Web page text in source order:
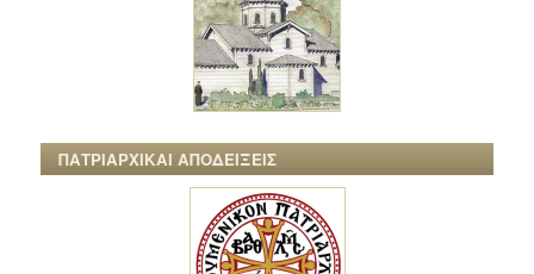
ΠΑΤΡΙΑΡΧΙΚΑΙ ΑΠΟΔΕΙΞΕΙΣ